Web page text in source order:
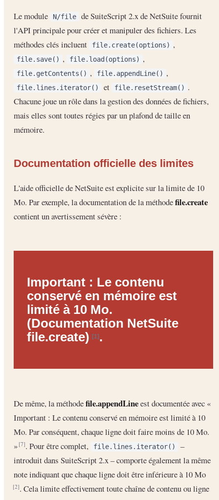
Le module N/file
de SuiteScript 2.x de NetSuite fournit
l'API principale pour créer et manipuler des fichiers. Les
méthodes clés incluent
file.create(options) ,
file.save() , file.load(options) ,
file.getContents() , file.appendLine() ,
file.lines.iterator() et file.resetStream() .
Chacune joue un rôle dans la gestion des données de fichiers,
mais elles sont toutes régies par un plafond de taille en
mémoire.
Documentation officielle des limites
L'aide officielle de NetSuite est explicite sur la limite de 10
Mo. Par exemple, la documentation de la méthodefile.create
contient un avertissement sévère :
Important : Le contenu
conservé en mémoire est
limité à 10 Mo.
(Documentation NetSuite
file.create)[1] .
De même, la méthodefile.appendLineest documentée avec «
Important : Le contenu conservé en mémoire est limité à 10
Mo. Par conséquent, chaque ligne doit faire moins de 10 Mo.
»[7]. Pour être complet, file.lines.iterator()
–
introduit dans SuiteScript 2.x – comporte également la même
note indiquant que chaque ligne doit être inférieure à 10 Mo
[2]. Cela limite effectivement toute chaîne de contenu ou ligne